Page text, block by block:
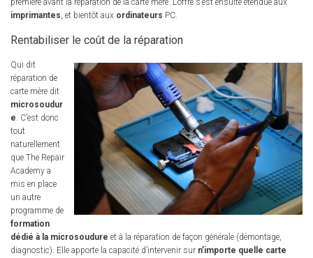
première avant la réparation de la carte mère. L’offre s’est ensuite étendue aux
imprimantes, et bientôt aux ordinateurs PC.
Rentabiliser le coût de la réparation
Qui dit
réparation de
carte mère dit
microsoudur
e. C’est donc
tout
naturellement
que The Repair
Academy a
mis en place
un autre
programme de
formation
dédié à la microsoudure et à la réparation de façon générale (démontage,
diagnostic). Elle apporte la capacité d’intervenir sur n’importe quelle carte